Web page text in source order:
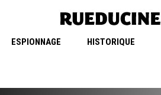
ESPIONNAGE HISTORIQUE